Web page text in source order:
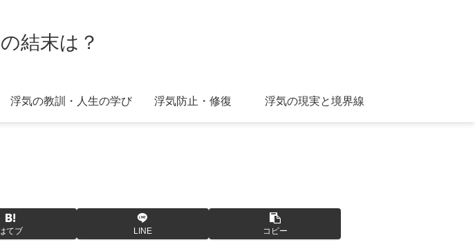
結末は？
浮気の教訓・人生の学び 浮気防止・修復 浮気の現実と境界線
てブ LINE コピー